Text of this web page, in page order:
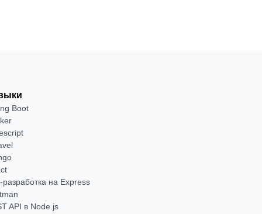
Boot
разработка на Express
API в Node.js